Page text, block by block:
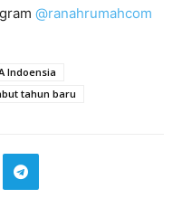
@ranahrumahcom
Indoensia
tahun baru